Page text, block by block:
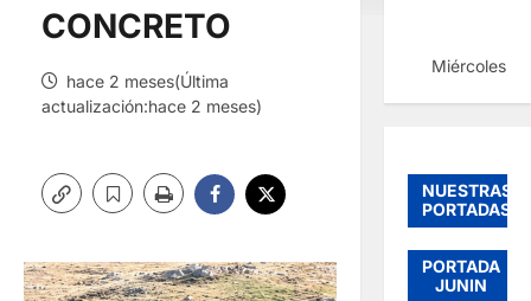
CONCRETO
hace 2 meses(Última
actualización:hace 2 meses)
Miércoles,
NUESTRAS
PORTADAS
PORTADA
JUNIN